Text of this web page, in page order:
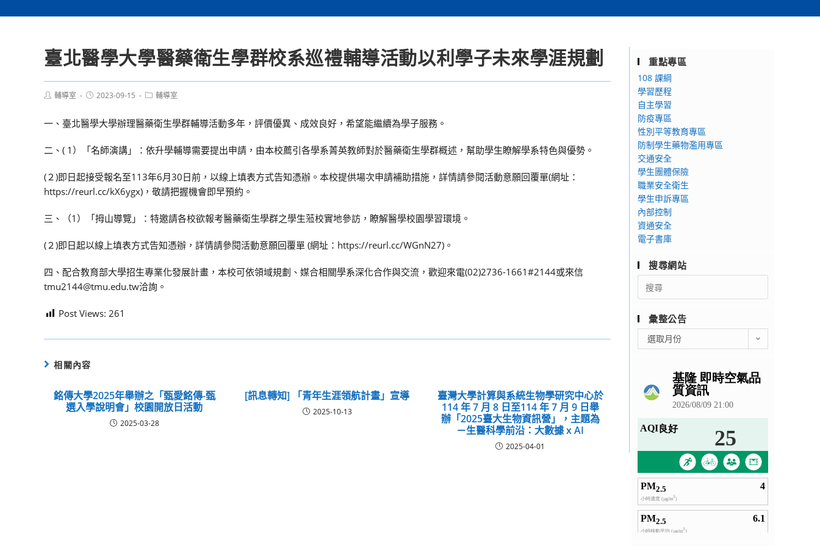
臺北醫學大學醫藥衛生學群校系巡禮輔導活動以利學子未來學涯規劃
Post輔導室
Post2023-09-15
Post輔導室
一、臺北醫學大學辦理醫藥衛生學群輔導活動多年，評價優異、成效良好，希望能繼續為學子服務。
二、( 1）「名師演講」：依升學輔導需要提出申請，由本校薦引各學系菁英教師對於醫藥衛生學群概述，幫助學生瞭解學系特色與優勢。
(２)即日起接受報名至113年6月30日前，以線上填表方式告知憑辦。本校提供場次申請補助措施，詳情請參閱活動意願回覆單(網址：
https://reurl.cc/kX6ygx)，敬請把握機會即早預約。
三、（1）「拇山導覽」：特邀請各校欲報考醫藥衛生學群之學生蒞校實地參訪，瞭解醫學校園學習環境。
(２)即日起以線上填表方式告知憑辦，詳情請參閱活動意願回覆單 (網址：https://reurl.cc/WGnN27)。
四、配合教育部大學招生專業化發展計畫，本校可依領域規劃、媒合相關學系深化合作與交流，歡迎來電(02)2736-1661#2144或來信
tmu2144@tmu.edu.tw洽詢。
Post Views: 261
相關內容
銘傳大學2025年舉辦之「甄愛銘傳-甄
選入學說明會」校園開放日活動
2025-03-28
[訊息轉知] 「青年生涯領航計畫」宣導
2025-10-13
臺灣大學計算與系統生物學研究中心於
114 年 7 月 8 日至114 年 7 月 9 日舉
辦「2025臺大生物資訊營」，主題為
－生醫科學前沿：大數據 x AI
2025-04-01
重點專區
108 課綱
學習歷程
自主學習
防疫專區
性別平等教育專區
防制學生藥物濫用專區
交通安全
學生團體保險
職業安全衛生
學生申訴專區
內部控制
資通安全
電子書庫
搜尋網站
Search
for:
彙整公告
整
選取月份